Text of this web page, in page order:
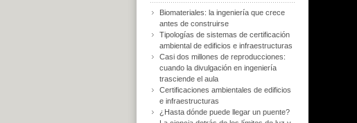
Biomateriales: la ingeniería que crece
antes de construirse
Tipologías de sistemas de certificación
ambiental de edificios e infraestructuras
Casi dos millones de reproducciones:
cuando la divulgación en ingeniería
trasciende el aula
Certificaciones ambientales de edificios
e infraestructuras
¿Hasta dónde puede llegar un puente?